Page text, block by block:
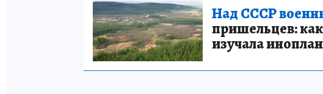
Над СССР
пришельцев: как
изучала